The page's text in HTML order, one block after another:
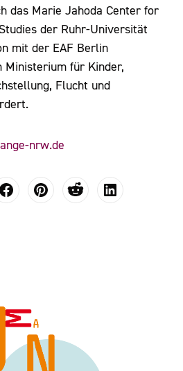
das Marie Jahoda Center for
der Ruhr-Universität
mit der EAF Berlin
Ministerium für Kinder,
Flucht und
nrw.de